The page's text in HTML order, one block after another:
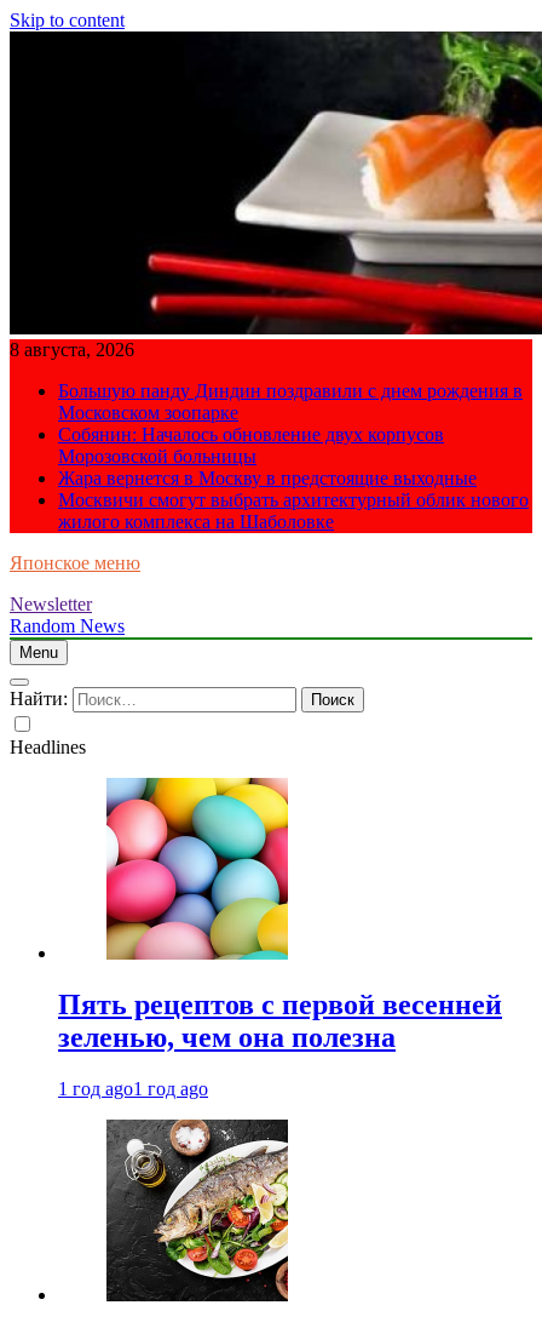
Skip to content
8 августа, 2026
Большую панду Диндин поздравили с днем рождения в
Московском зоопарке
Собянин: Началось обновление двух корпусов
Морозовской больницы
Жара вернется в Москву в предстоящие выходные
Москвичи смогут выбрать архитектурный облик нового
жилого комплекса на Шаболовке
Японское меню
Newsletter
Random News
Menu
Найти:
Headlines
Пять рецептов с первой весенней
зеленью, чем она полезна
1 год ago1 год ago